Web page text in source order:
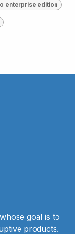
enterprise edition
goal is to
products.